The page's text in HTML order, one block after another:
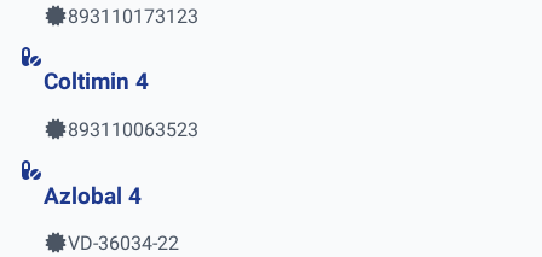
893110173123
Coltimin 4
893110063523
Azlobal 4
VD-36034-22